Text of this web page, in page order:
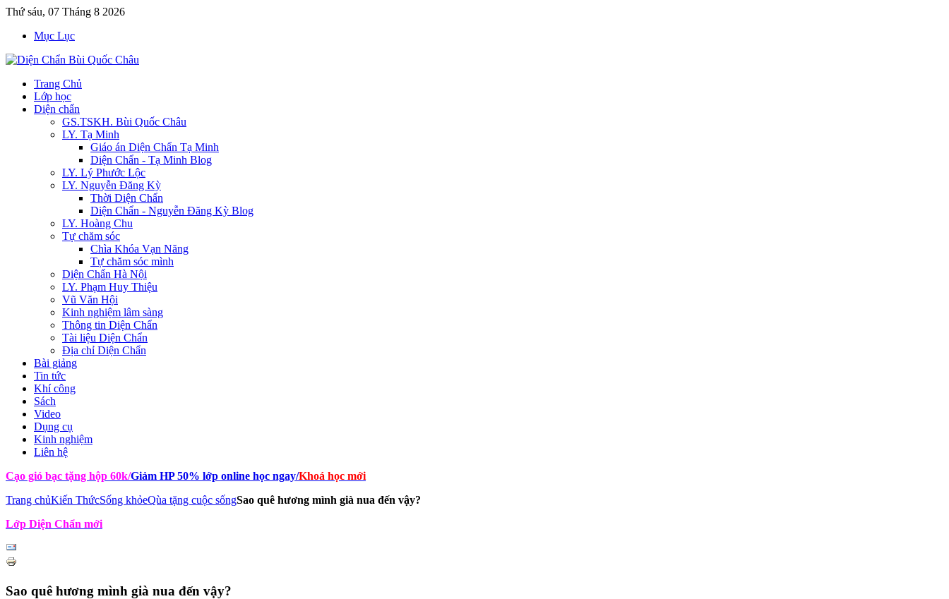
Thứ sáu, 07 Tháng 8 2026
Mục Lục
Trang Chủ
Lớp học
Diện chẩn
GS.TSKH. Bùi Quốc Châu
LY. Tạ Minh
Giáo án Diện Chẩn Tạ Minh
Diện Chẩn - Tạ Minh Blog
LY. Lý Phước Lộc
LY. Nguyễn Đăng Kỳ
Thời Diện Chẩn
Diện Chẩn - Nguyễn Đăng Kỳ Blog
LY. Hoàng Chu
Tự chăm sóc
Chìa Khóa Vạn Năng
Tự chăm sóc mình
Diện Chẩn Hà Nội
LY. Phạm Huy Thiệu
Vũ Văn Hội
Kinh nghiệm lâm sàng
Thông tin Diện Chẩn
Tài liệu Diện Chẩn
Địa chỉ Diện Chẩn
Bài giảng
Tin tức
Khí công
Sách
Video
Dụng cụ
Kinh nghiệm
Liên hệ
Cạo gió bạc tặng hộp 60k/Giảm HP 50% lớp online học ngay/Khoá học mới
Trang chủKiến ThứcSống khỏeQùa tặng cuộc sốngSao quê hương mình già nua đến vậy?
Lớp Diện Chẩn mới
Sao quê hương mình già nua đến vậy?